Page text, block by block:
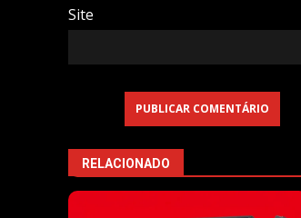
Site
RELACIONADO